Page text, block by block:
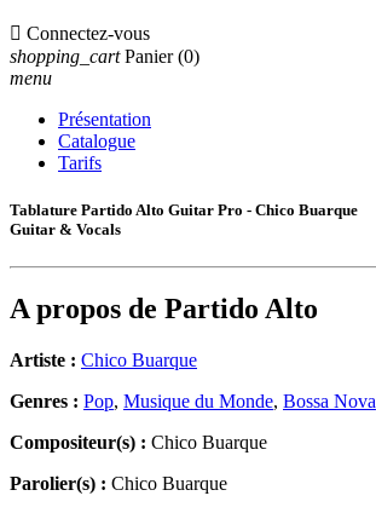
 Connectez-vous
shopping_cart Panier (0)
menu
Présentation
Catalogue
Tarifs
Tablature Partido Alto Guitar Pro - Chico Buarque
Guitar & Vocals
A propos de Partido Alto
Artiste : Chico Buarque
Genres : Pop, Musique du Monde, Bossa Nova
Compositeur(s) : Chico Buarque
Parolier(s) : Chico Buarque